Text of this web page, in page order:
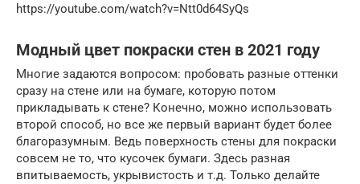
https://youtube.com/watch?v=Ntt0d64SyQs
Модный цвет покраски стен в 2021 году
Многие задаются вопросом: пробовать разные оттенки
сразу на стене или на бумаге, которую потом
прикладывать к стене? Конечно, можно использовать
второй способ, но все же первый вариант будет более
благоразумным. Ведь поверхность стены для покраски
совсем не то, что кусочек бумаги. Здесь разная
впитываемость, укрывистость и т.д. Только делайте